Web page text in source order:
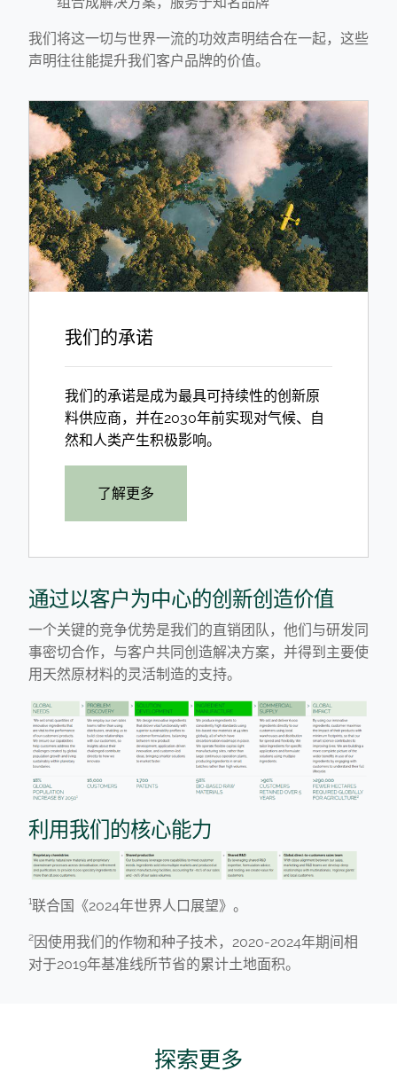
我们将这一切与世界一流的功效声明结合在一起，这些
声明往往能提升我们客户品牌的价值。
我们的承诺
我们的承诺是成为最具可持续性的创新原
料供应商，并在2030年前实现对气候、自
然和人类产生积极影响。
了解更多
通过以客户为中心的创新创造价值
一个关键的竞争优势是我们的直销团队，他们与研发同
事密切合作，与客户共同创造解决方案，并得到主要使
用天然原材料的灵活制造的支持。
利用我们的核心能力
¹联合国《2024年世界人口展望》。
²因使用我们的作物和种子技术，2020-2024年期间相
对于2019年基准线所节省的累计土地面积。
探索更多